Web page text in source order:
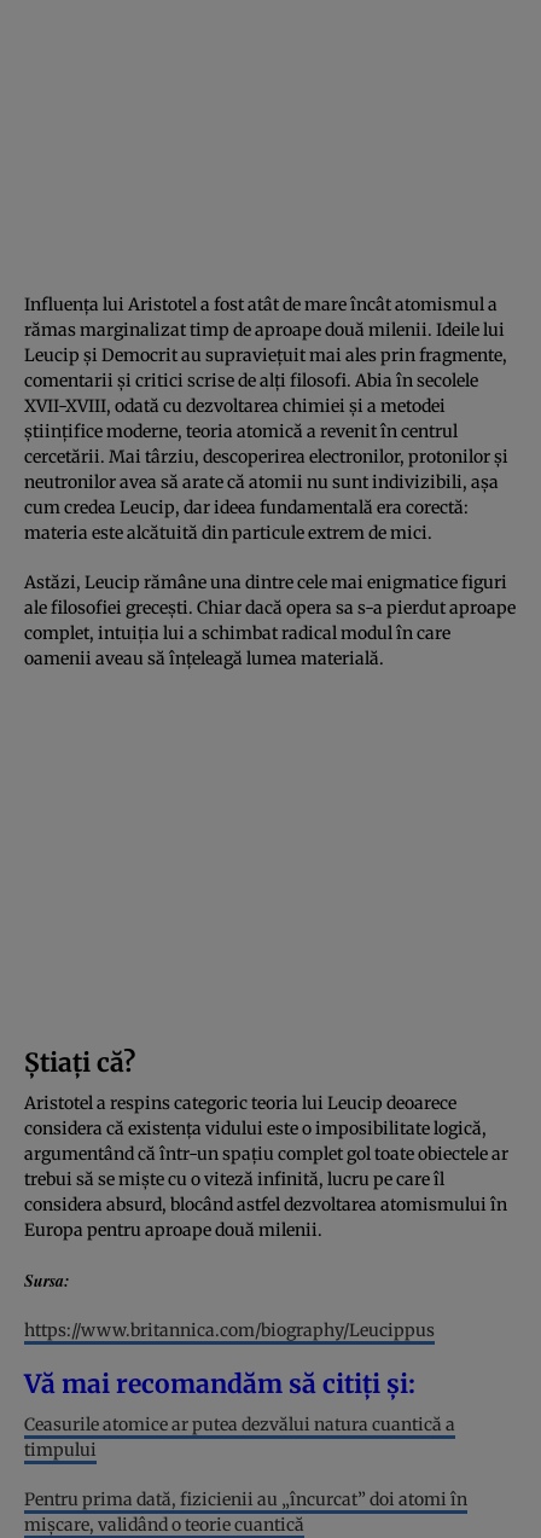
Influența lui Aristotel a fost atât de mare încât atomismul a
rămas marginalizat timp de aproape două milenii. Ideile lui
Leucip și Democrit au supraviețuit mai ales prin fragmente,
comentarii și critici scrise de alți filosofi. Abia în secolele
XVII-XVIII, odată cu dezvoltarea chimiei și a metodei
științifice moderne, teoria atomică a revenit în centrul
cercetării. Mai târziu, descoperirea electronilor, protonilor și
neutronilor avea să arate că atomii nu sunt indivizibili, așa
cum credea Leucip, dar ideea fundamentală era corectă:
materia este alcătuită din particule extrem de mici.
Astăzi, Leucip rămâne una dintre cele mai enigmatice figuri
ale filosofiei grecești. Chiar dacă opera sa s-a pierdut aproape
complet, intuiția lui a schimbat radical modul în care
oamenii aveau să înțeleagă lumea materială.
Știați că?
Aristotel a respins categoric teoria lui Leucip deoarece
considera că existența vidului este o imposibilitate logică,
argumentând că într-un spațiu complet gol toate obiectele ar
trebui să se miște cu o viteză infinită, lucru pe care îl
considera absurd, blocând astfel dezvoltarea atomismului în
Europa pentru aproape două milenii.
Sursa:
https://www.britannica.com/biography/Leucippus
Vă mai recomandăm să citiți și:
Ceasurile atomice ar putea dezvălui natura cuantică a
timpului
Pentru prima dată, fizicienii au „încurcat” doi atomi în
mișcare, validând o teorie cuantică